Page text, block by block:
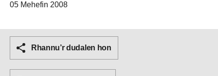
05 Mehefin 2008
Rhannu’r dudalen hon